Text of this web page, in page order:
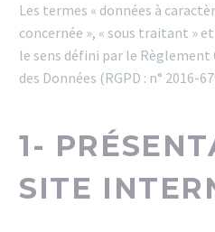
Les termes « données à
concernée », « sous traitant »
le sens défini par le
des Données (RGPD : n° 2016-
1-
SITE